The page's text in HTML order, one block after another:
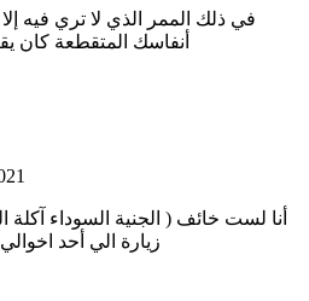
أنفاسك المتقطعة كان
زيارة الي أحد